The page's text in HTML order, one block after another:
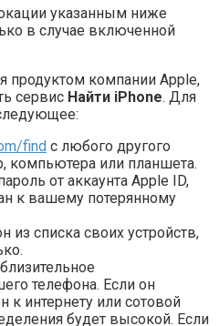
указанным ниже
в случае включенной
продуктом компании Apple,
сервис Найти iPhone. Для
find с любого другого
компьютера или планшета.
от аккаунта Apple ID,
к вашему потерянному
из списка своих устройств,
телефона. Если он
интернету или сотовой
будет высокой. Если